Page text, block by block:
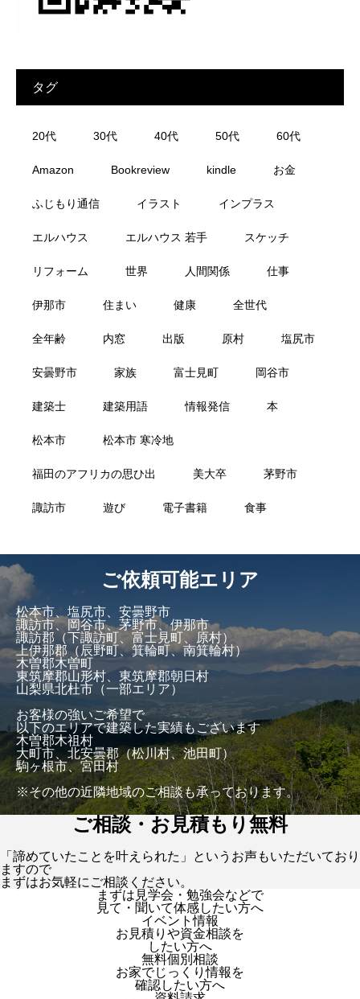
タグ
20代 30代 40代 50代 60代
Amazon Bookreview kindle お金
ふじもり通信 イラスト インプラス
エルハウス エルハウス 若手 スケッチ
リフォーム 世界 人間関係 仕事
伊那市 住まい 健康 全世代
全年齢 内窓 出版 原村 塩尻市
安曇野市 家族 富士見町 岡谷市
建築士 建築用語 情報発信 本
松本市 松本市 寒冷地
福田のアフリカの思ひ出 美大卒 茅野市
諏訪市 遊び 電子書籍 食事
ご依頼可能エリア
松本市、塩尻市、安曇野市
諏訪市、岡谷市、茅野市、伊那市
諏訪郡（下諏訪町、富士見町、原村）
上伊那郡（辰野町、箕輪町、南箕輪村）
木曽郡木曽町
東筑摩郡山形村、東筑摩郡朝日村
山梨県北杜市（一部エリア）
お客様の強いご希望で
以下のエリアで建築した実績もございます
木曽郡木祖村
大町市、北安曇郡（松川村、池田町）
駒ヶ根市、宮田村
※その他の近隣地域のご相談も承っております。
ご相談・お見積もり無料
「諦めていたことを叶えられた」というお声もいただいており
ますので
まずはお気軽にご相談ください。
まずは見学会・勉強会などで
見て・聞いて体感したい方へ
イベント情報
お見積りや資金相談を
したい方へ
無料個別相談
お家でじっくり情報を
確認したい方へ